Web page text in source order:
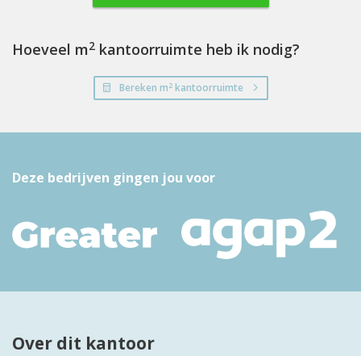
Hoeveel m2 kantoorruimte heb ik nodig?
Bereken m2kantoorruimte
Deze bedrijven gingen jou voor
Over dit kantoor